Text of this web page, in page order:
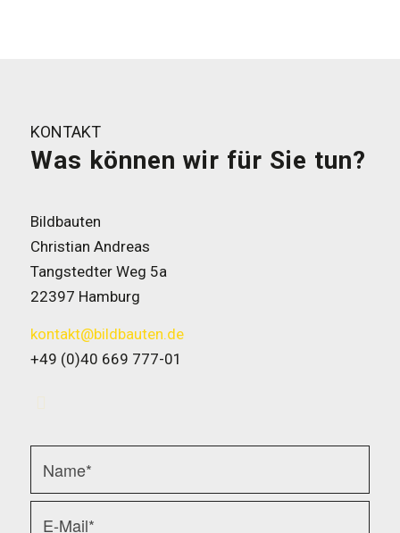
KONTAKT
Was können wir für Sie tun?
Bildbauten
Christian Andreas
Tangstedter Weg 5a
22397 Hamburg
kontakt@bildbauten.de
+49 (0)40 669 777-01